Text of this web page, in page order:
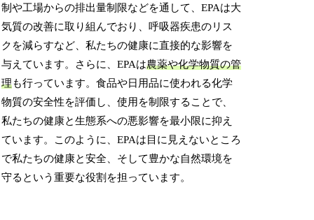
制や工場からの排出量制限などを通して、EPAは大
気質の改善に取り組んでおり、呼吸器疾患のリス
クを減らすなど、私たちの健康に直接的な影響を
与えています。さらに、EPAは農薬や化学物質の管
理も行っています。食品や日用品に使われる化学
物質の安全性を評価し、使用を制限することで、
私たちの健康と生態系への悪影響を最小限に抑え
ています。このように、EPAは目に見えないところ
で私たちの健康と安全、そして豊かな自然環境を
守るという重要な役割を担っています。